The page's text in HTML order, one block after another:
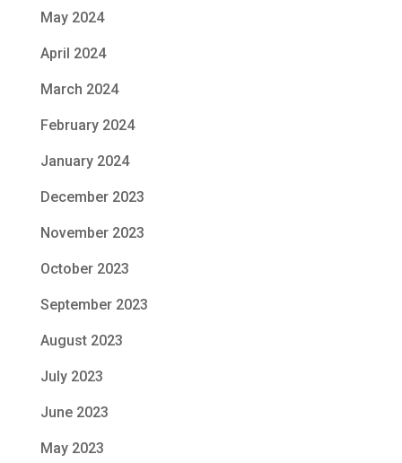
May 2024
April 2024
March 2024
February 2024
January 2024
December 2023
November 2023
October 2023
September 2023
August 2023
July 2023
June 2023
May 2023